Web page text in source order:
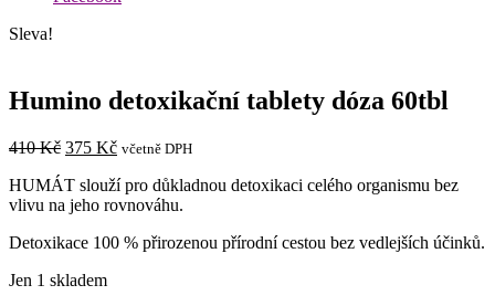
Sleva!
Humino detoxikační tablety dóza 60tbl
410Kč Původní
byla:
410 Kč.
375 KčAktuální
je:
375 Kč.
včetně DPH
HUMÁT slouží pro důkladnou detoxikaci celého organismu bez
vlivu na jeho rovnováhu.
Detoxikace 100 % přirozenou přírodní cestou bez vedlejších účinků.
Jen 1 skladem